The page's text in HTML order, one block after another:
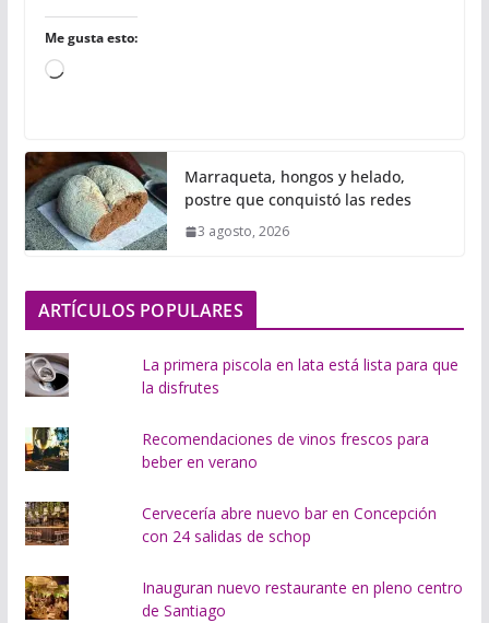
Me gusta esto:
C
g
a
n
d
.
.
Marraqueta, hongos y helado,
postre que conquistó las redes
3 agosto, 2026
ARTÍCULOS POPULARES
La primera piscola en lata está lista para que
la disfrutes
Recomendaciones de vinos frescos para
beber en verano
Cervecería abre nuevo bar en Concepción
con 24 salidas de schop
Inauguran nuevo restaurante en pleno centro
de Santiago